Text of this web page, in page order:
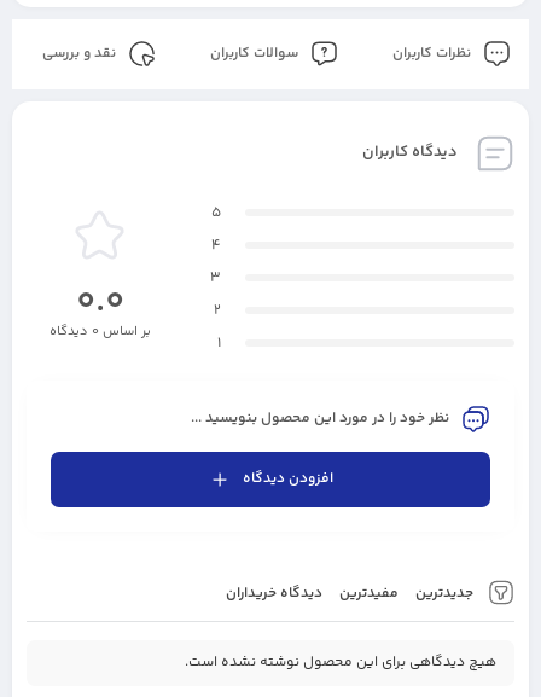
نظرات کاربران سوالات کاربران نقد و بررسی
دیدگاه کاربران
جدیدترین مفیدترین دیدگاه خریداران
هیچ دیدگاهی برای این محصول نوشته نشده است.
5
4
3
2
1
0.0
بر اساس 0 دیدگاه
نظر خود را در مورد این محصول بنویسید ...
افزودن دیدگاه